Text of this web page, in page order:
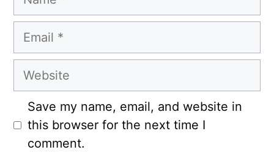
Email
Website
Save my name, email, and website in
this browser for the next time I
comment.